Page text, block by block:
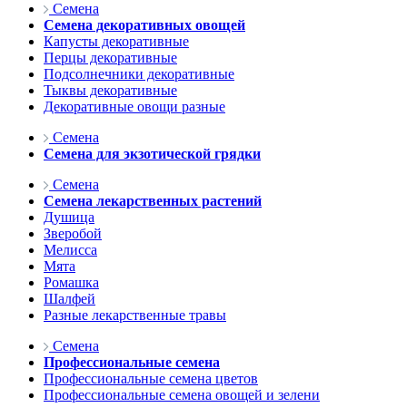
Семена
Семена декоративных овощей
Капусты декоративные
Перцы декоративные
Подсолнечники декоративные
Тыквы декоративные
Декоративные овощи разные
Семена
Семена для экзотической грядки
Семена
Семена лекарственных растений
Душица
Зверобой
Мелисса
Мята
Ромашка
Шалфей
Разные лекарственные травы
Семена
Профессиональные семена
Профессиональные семена цветов
Профессиональные семена овощей и зелени